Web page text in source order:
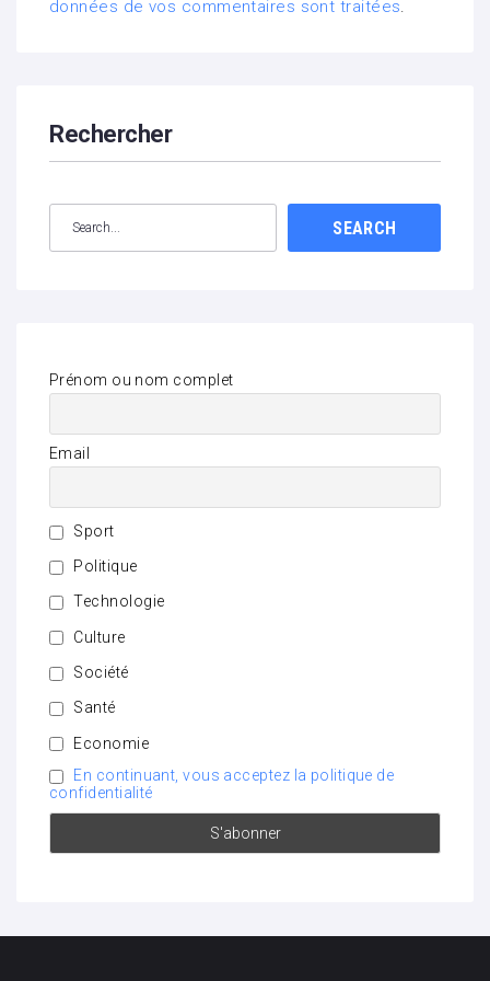
données de vos commentaires sont traitées.
Rechercher
SEARCH
Prénom ou nom complet
Email
Sport
Politique
Technologie
Culture
Société
Santé
Economie
En continuant, vous acceptez la politique de
confidentialité